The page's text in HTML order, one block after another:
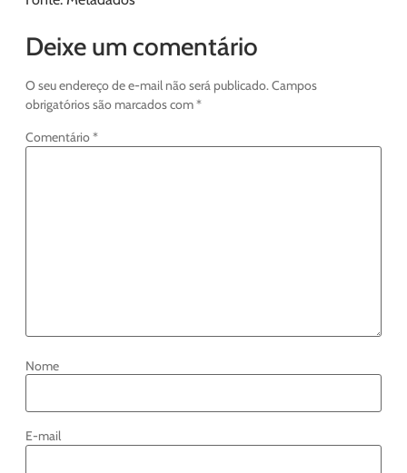
Deixe um comentário
O seu endereço de e-mail não será publicado. Campos
obrigatórios são marcados com*
Comentário*
Nome
E-mail